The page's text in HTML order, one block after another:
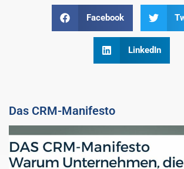
Facebook
LinkedIn
Das CRM-Manifesto